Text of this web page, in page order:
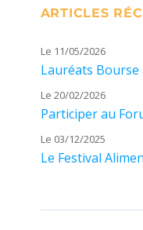
ARTICLES
Le 11/05/2026
Lauréats Bourse
Le 20/02/2026
Participer au
Le 03/12/2025
Le Festival